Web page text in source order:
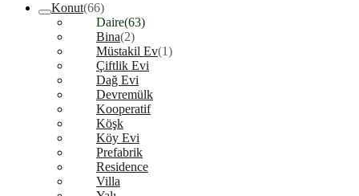
Konut(66)
Daire(63)
Bina(2)
Müstakil Ev(1)
Çiftlik Evi
Dağ Evi
Devremülk
Kooperatif
Köşk
Köy Evi
Prefabrik
Residence
Villa